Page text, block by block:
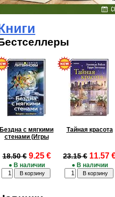
Бездна с мягкими
стенами (Игры
18.50 € 9.25 €
● В наличии
Тайная красота
23.15 € 11.57
● В наличии